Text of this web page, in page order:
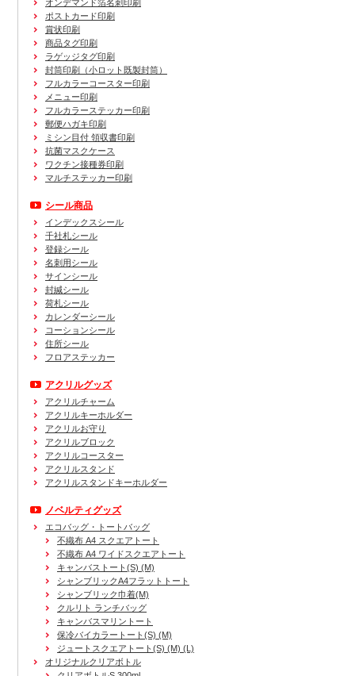
オンデマンド箔名刺印刷
ポストカード印刷
賞状印刷
商品タグ印刷
ラゲッジタグ印刷
封筒印刷
（小ロット既製封筒）
フルカラーコースター印刷
メニュー印刷
フルカラーステッカー印刷
郵便ハガキ印刷
ミシン目付 領収書印刷
抗菌マスクケース
ワクチン接種券印刷
マルチステッカー印刷
シール商品
インデックスシール
千社札シール
登録シール
名刺用シール
サインシール
封緘シール
荷札シール
カレンダーシール
コーションシール
住所シール
フロアステッカー
アクリルグッズ
アクリルチャーム
アクリルキーホルダー
アクリルお守り
アクリルブロック
アクリルコースター
アクリルスタンド
アクリルスタンドキーホルダー
ノベルティグッズ
エコバッグ・トートバッグ
不織布 A4 スクエアトート
不織布 A4 ワイドスクエアトート
キャンバストート(S) (M)
シャンブリックA4フラットトート
シャンブリック巾着(M)
クルリト ランチバッグ
キャンバスマリントート
保冷バイカラートート(S) (M)
ジュートスクエアトート(S) (M) (L)
オリジナルクリアボトル